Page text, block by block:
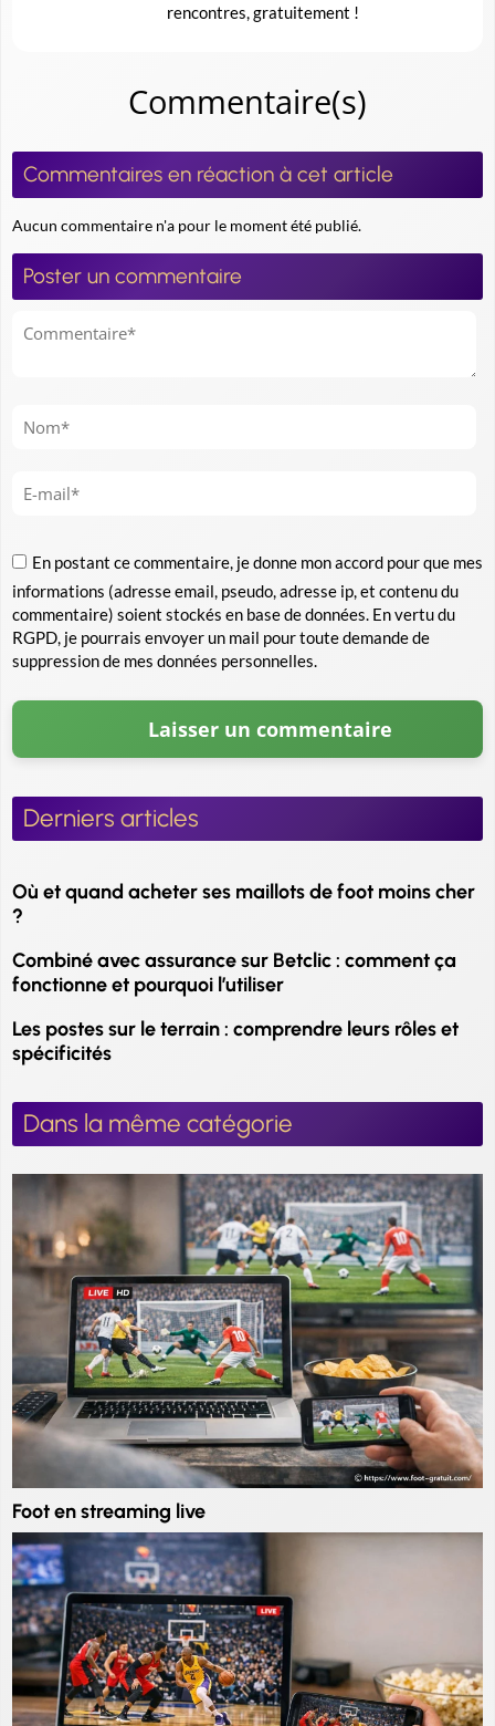
rencontres, gratuitement !
Commentaire(s)
Commentaires en réaction à cet article
Aucun commentaire n'a pour le moment été publié.
Poster un commentaire
En postant ce commentaire, je donne mon accord pour que mes
informations (adresse email, pseudo, adresse ip, et contenu du
commentaire) soient stockés en base de données. En vertu du
RGPD, je pourrais envoyer un mail pour toute demande de
suppression de mes données personnelles.
Derniers articles
Où et quand acheter ses maillots de foot moins cher
?
Combiné avec assurance sur Betclic : comment ça
fonctionne et pourquoi l’utiliser
Les postes sur le terrain : comprendre leurs rôles et
spécificités
Dans la même catégorie
Foot en streaming live